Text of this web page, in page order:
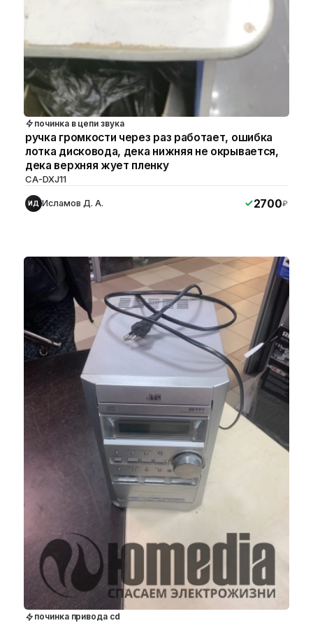
починка в цепи звука
ручка громкости через раз работает, ошибка
лотка дисковода, дека нижняя не окрывается,
дека верхняя жует пленку
CA-DXJ11
ИД Исламов Д. А. 2700₽
починка привода cd